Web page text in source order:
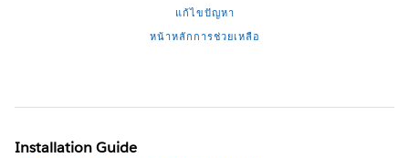
แก้ไขปัญหา
หน้าหลักการช่วยเหลือ
Installation Guide